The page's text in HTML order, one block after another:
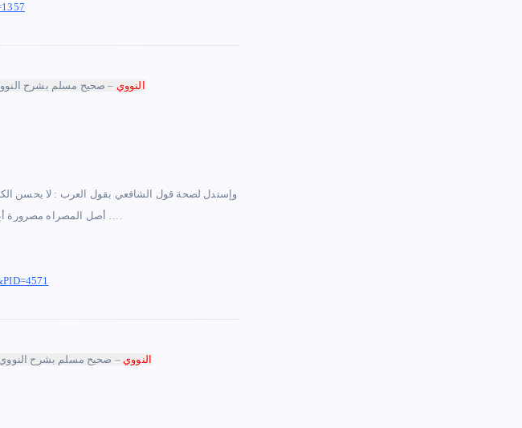
النووي – صحيح مسلم بشرح
…. وإستدل لصحة قول الشافعي بقول العرب : لا يحسن
أصل المصراه مصرورة أبدلت إحدى الراءين ألفا كقوله تعالى خاب من دساها أي دسسها كرهوا إجتماع ثلاثة أحرف من جنس ….
النووي– صحيح مسلم بشرح النووي –